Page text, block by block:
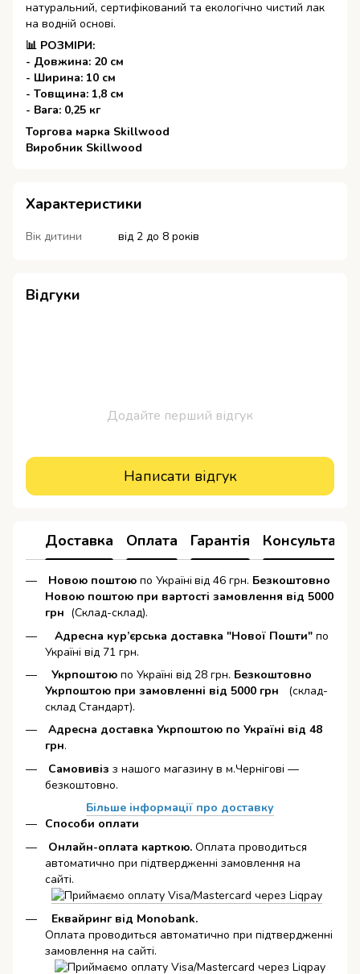
натуральний, сертифікований та екологічно чистий лак
на водній основі.
📊 РОЗМІРИ:
- Довжина: 20 см
- Ширина: 10 см
- Товщина: 1,8 см
- Вага: 0,25 кг
Торгова марка Skillwood
Виробник Skillwood
Характеристики
Вік дитини від 2 до 8 років
Відгуки
Додайте перший відгук
Написати відгук
Доставка Оплата Гарантія Консультація
Новою поштою по Україні від 46 грн. Безкоштовно
Новою поштою при вартості замовлення від 5000
грн (Склад-склад).
Адресна кур’єрська доставка "Нової Пошти" по
Україні від 71 грн.
Укрпоштою по Україні від 28 грн. Безкоштовно
Укрпоштою при замовленні від 5000 грн
(склад-
склад Стандарт).
Адресна доставка Укрпоштою по Україні від 48
грн.
Самовивіз з нашого магазину в м.Чернігові —
безкоштовно.
Більше інформації про доставку
Способи оплати
Онлайн-оплата карткою. Оплата проводиться
автоматично при підтвердженні замовлення на
сайті.
Еквайринг від Monobank.
Оплата проводиться автоматично при підтвердженні
замовлення на сайті.